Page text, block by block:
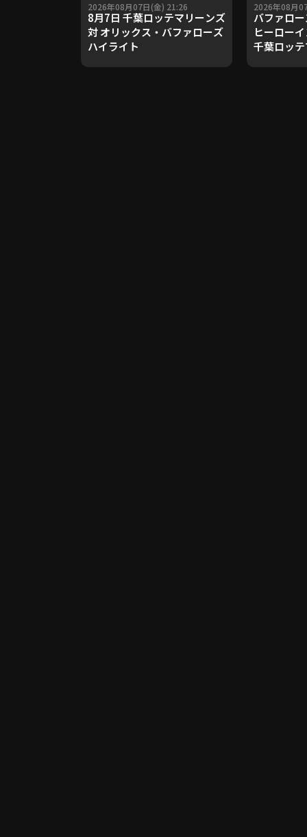
2026年08月07日(金) 21:26
8月7日 千葉ロッテマリーンズ
対 オリックス・バファローズ
ハイライト
2026年08月
バファロ
ヒーロー
千葉ロッ